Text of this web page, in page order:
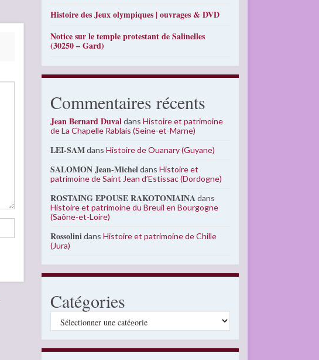
Histoire des Jeux olympiques | ouvrages & DVD
Notice sur le temple protestant de Salinelles
(30250 – Gard)
Commentaires récents
Jean Bernard DuvaldansHistoire et patrimoine
de La Chapelle Rablais (Seine-et-Marne)
LEI-SAMdansHistoire de Ouanary (Guyane)
SALOMON Jean-MicheldansHistoire et
patrimoine de Saint Jean d’Estissac (Dordogne)
ROSTAING EPOUSE RAKOTONIAINAdans
Histoire et patrimoine du Breuil en Bourgogne
(Saône-et-Loire)
RossolinidansHistoire et patrimoine de Chille
(Jura)
Catégories
Catégories